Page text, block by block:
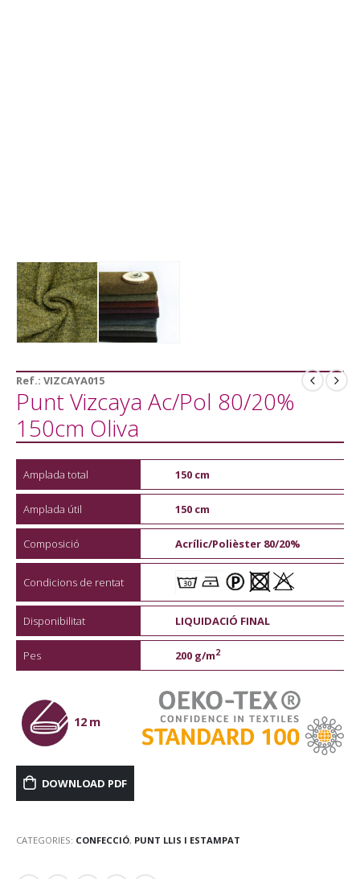
Ref.: VIZCAYA015
Punt Vizcaya Ac/Pol 80/20%
150cm Oliva
Amplada total 150 cm
Amplada útil 150 cm
Composició Acrílic/Polièster 80/20%
Condicions de rentat
Disponibilitat LIQUIDACIÓ FINAL
Pes 200 g/m2
12 m
DOWNLOAD PDF
CATEGORIES: CONFECCIÓ, PUNT LLIS I ESTAMPAT